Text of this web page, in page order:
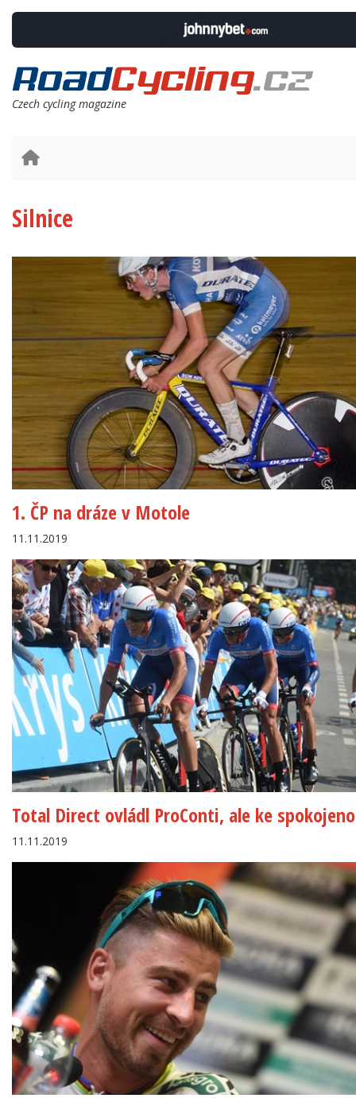
Czech cycling magazine
Silnice
1. ČP na dráze v Motole
11.11.2019
Total Direct ovládl ProConti, ale ke
11.11.2019